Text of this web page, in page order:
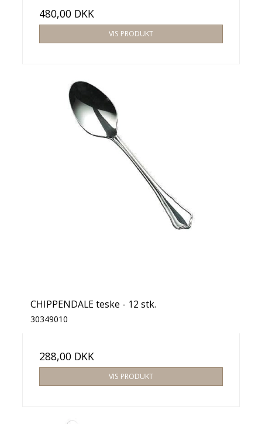
480,00 DKK
VIS PRODUKT
CHIPPENDALE teske - 12 stk.
30349010
288,00 DKK
VIS PRODUKT